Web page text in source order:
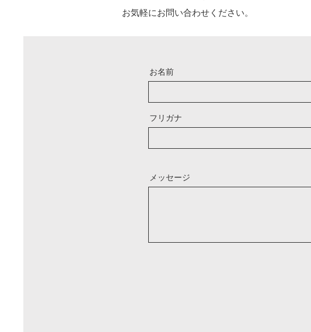
お気軽にお問い合わせください。
お名前
フリガナ
メッセージ